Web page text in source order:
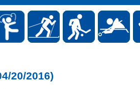
20/2016)